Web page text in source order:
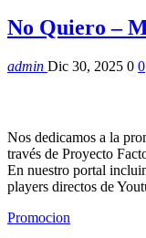
No Quiero –
admin Dic 30, 2025 0 0
Nos dedicamos a la
través de Proyecto
En nuestro portal
players directos de
Promocion